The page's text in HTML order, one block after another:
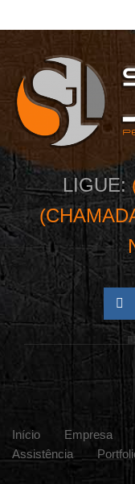
LIGUE:
Início Empresa
Assistência